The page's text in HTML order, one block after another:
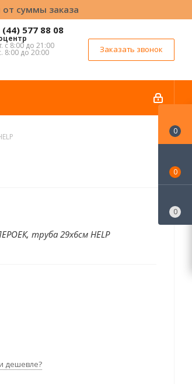
от суммы заказа
(44) 577 88 08
с 8:00 до 21:00
8:00 до 20:00 Заказать звонок
труба 29x6см HELP
дешевле?
0
0
0